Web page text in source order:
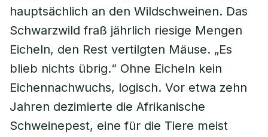
hauptsächlich an den Wildschweinen. Das
Schwarzwild fraß jährlich riesige Mengen
Eicheln, den Rest vertilgten Mäuse. „Es
blieb nichts übrig.“ Ohne Eicheln kein
Eichennachwuchs, logisch. Vor etwa zehn
Jahren dezimierte die Afrikanische
Schweinepest, eine für die Tiere meist